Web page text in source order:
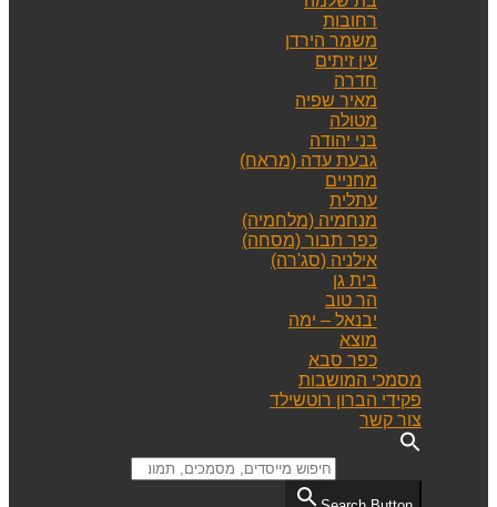
רחובות
משמר הירדן
עין זיתים
חדרה
מאיר שפיה
מטולה
בני יהודה
גבעת עדה (מראח)
מחניים
עתלית
מנחמיה (מלחמיה)
כפר תבור (מסחה)
אילניה (סג'רה)
בית גן
הר טוב
יבנאל – ימה
מוצא
כפר סבא
מסמכי המושבות
פקידי הברון רוטשילד
צור קשר